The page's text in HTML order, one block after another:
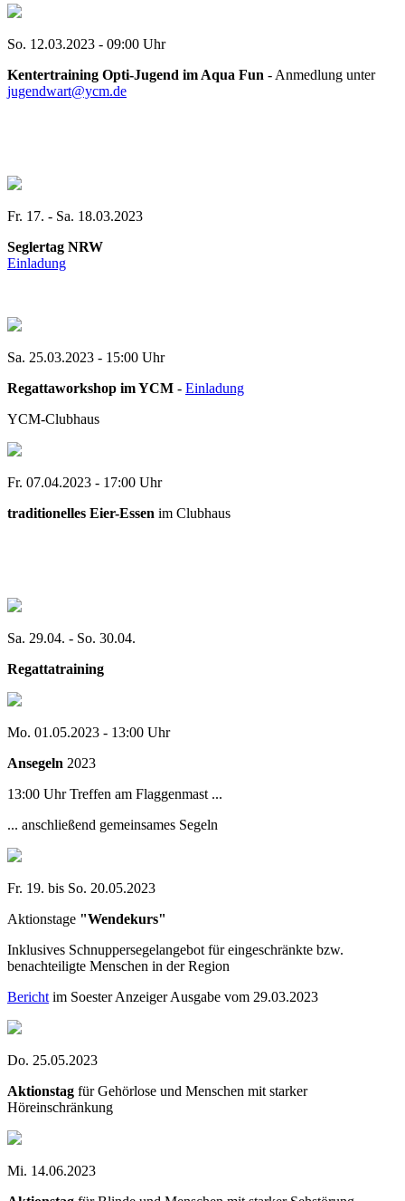
So. 12.03.2023 - 09:00 Uhr
Kentertraining Opti-Jugend im Aqua Fun - Anmedlung unter
jugendwart@ycm.de
Fr. 17. - Sa. 18.03.2023
Seglertag NRW
Einladung
Sa. 25.03.2023 - 15:00 Uhr
Regattaworkshop im YCM - Einladung
YCM-Clubhaus
Fr. 07.04.2023 - 17:00 Uhr
traditionelles Eier-Essen im Clubhaus
Sa. 29.04. - So. 30.04.
Regattatraining
Mo. 01.05.2023 - 13:00 Uhr
Ansegeln 2023
13:00 Uhr Treffen am Flaggenmast ...
... anschließend gemeinsames Segeln
Fr. 19. bis So. 20.05.2023
Aktionstage "Wendekurs"
Inklusives Schnuppersegelangebot für eingeschränkte bzw.
benachteiligte Menschen in der Region
Berichtim Soester Anzeiger Ausgabe vom 29.03.2023
Do. 25.05.2023
Aktionstag für Gehörlose und Menschen mit starker
Höreinschränkung
Mi. 14.06.2023